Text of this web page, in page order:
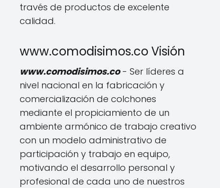
través de productos de excelente
calidad.
www.comodisimos.co Visión
www.comodisimos.co- Ser líderes a
nivel nacional en la fabricación y
comercialización de colchones
mediante el propiciamiento de un
ambiente armónico de trabajo creativo
con un modelo administrativo de
participación y trabajo en equipo,
motivando el desarrollo personal y
profesional de cada uno de nuestros